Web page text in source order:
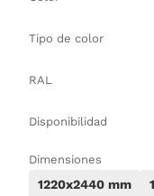
Tipo de color
RAL
Disponibilidad
Dimensiones
1220x2440 mm